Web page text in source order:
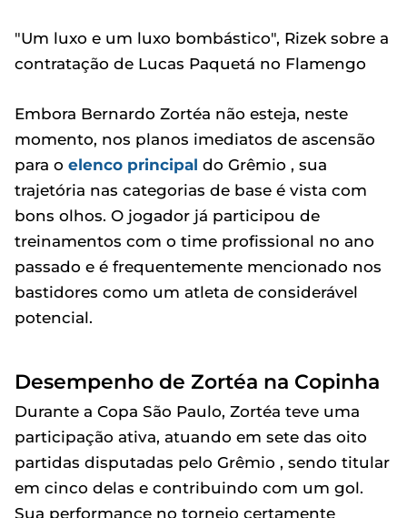
"Um luxo e um luxo bombástico", Rizek sobre a
contratação de Lucas Paquetá no Flamengo
Embora Bernardo Zortéa não esteja, neste
momento, nos planos imediatos de ascensão
para o elenco principal do Grêmio , sua
trajetória nas categorias de base é vista com
bons olhos. O jogador já participou de
treinamentos com o time profissional no ano
passado e é frequentemente mencionado nos
bastidores como um atleta de considerável
potencial.
Desempenho de Zortéa na Copinha
Durante a Copa São Paulo, Zortéa teve uma
participação ativa, atuando em sete das oito
partidas disputadas pelo Grêmio , sendo titular
em cinco delas e contribuindo com um gol.
Sua performance no torneio certamente